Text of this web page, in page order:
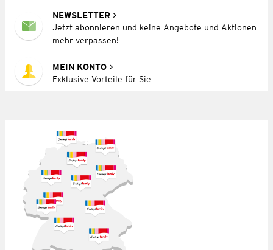
NEWSLETTER
Jetzt abonnieren und keine Angebote und Aktionen
mehr verpassen!
MEIN KONTO
Exklusive Vorteile für Sie